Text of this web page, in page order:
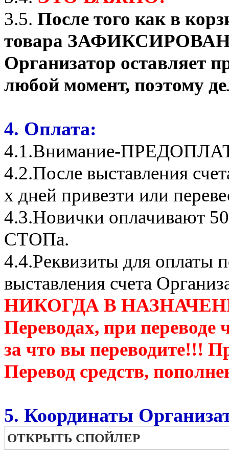
3.5. После того как в
товара ЗАФИКСИРОВАНО
Организатор оставляет
любой момент, поэтому
4. Оплата:
4.1.Внимание-
4.2.После выставления
х дней привезти или
4.3.Новички оплачивают
СТОПа.
4.4.Реквизиты для оплаты
выставления счета
НИКОГДА В
Переводах, при переводе
за что вы переводите!!!
Перевод средств,
5. Координаты
ОТКРЫТЬ СПОЙЛЕР